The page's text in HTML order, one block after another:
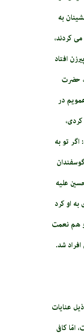
به
كردند،
افتاد
حضرت
در
كردى،
تو به
عليه
او كرد
هم نعمت
شد.
عنايات
امّا كافى